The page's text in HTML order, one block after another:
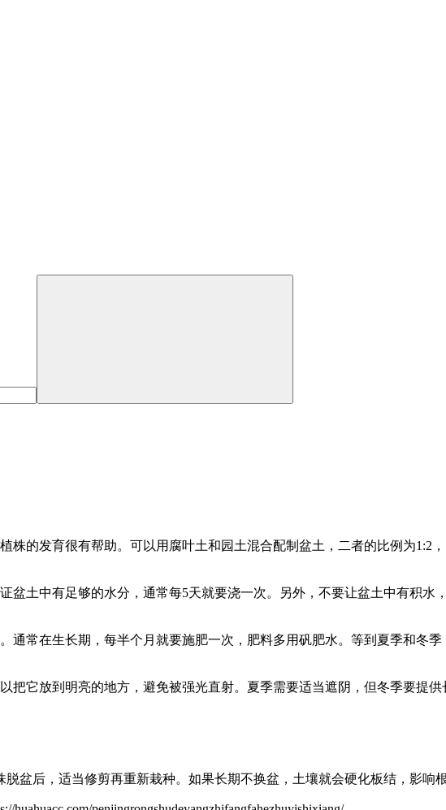
株的发育很有帮助。可以用腐叶土和园土混合配制盆土，二者的比例为1:2
盆土中有足够的水分，通常每5天就要浇一次。另外，不要让盆土中有积水
通常在生长期，每半个月就要施肥一次，肥料多用矾肥水。等到夏季和冬
把它放到明亮的地方，避免被强光直射。夏季需要适当遮阴，但冬季要提
盆后，适当修剪再重新栽种。如果长期不换盆，土壤就会硬化板结，影响